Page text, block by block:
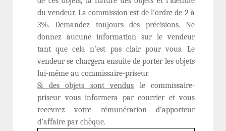
du vendeur. La commission est de l’ordre de 2 à
3%. Demandez toujours des précisions. Ne
donnez aucune information sur le vendeur
tant que cela n’est pas clair pour vous. Le
vendeur se chargera ensuite de porter les objets
lui-même au commissaire-priseur.
Si des objets sont vendus le commissaire-
priseur vous informera par courrier et vous
recevrez votre rémunération d’apporteur
d’affaire par chèque.